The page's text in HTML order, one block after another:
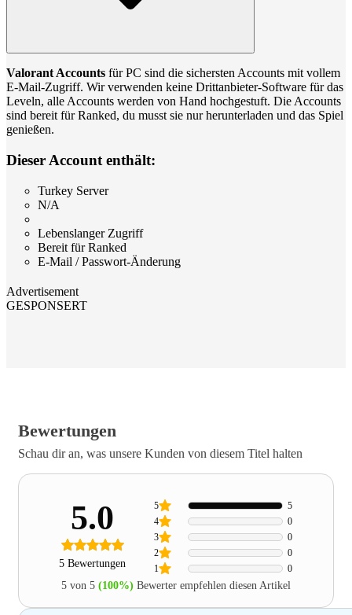
Valorant Accounts für PC sind die sichersten Accounts mit vollem
E-Mail-Zugriff. Wir verwenden keine Drittanbieter-Software für das
Leveln, alle Accounts werden von Hand hochgestuft. Die Accounts
sind bereit für Ranked, du musst sie nur herunterladen und das Spiel
genießen.
Dieser Account enthält:
Turkey Server
N/A
Lebenslanger Zugriff
Bereit für Ranked
E-Mail / Passwort-Änderung
Advertisement
GESPONSERT
Bewertungen
Schau dir an, was unsere Kunden von diesem Titel halten
5.0
5 Bewertungen 1 0
2 0
3 0
4 0
5 5
5 von 5 (100%) Bewerter empfehlen diesen Artikel